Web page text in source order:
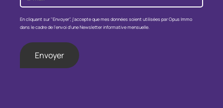
(Nécessaire)
RGPD
En cliquant sur "Envoyer", j'accepte que mes données soient utilisées par Opus Immo
dans le cadre de l'envoi d'une Newsletter informative mensuelle.